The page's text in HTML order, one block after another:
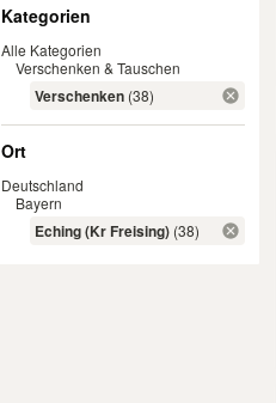
Kategorien
Alle Kategorien
Verschenken & Tauschen
Verschenken (38)
Ort
Deutschland
Bayern
Eching (Kr Freising) (38)